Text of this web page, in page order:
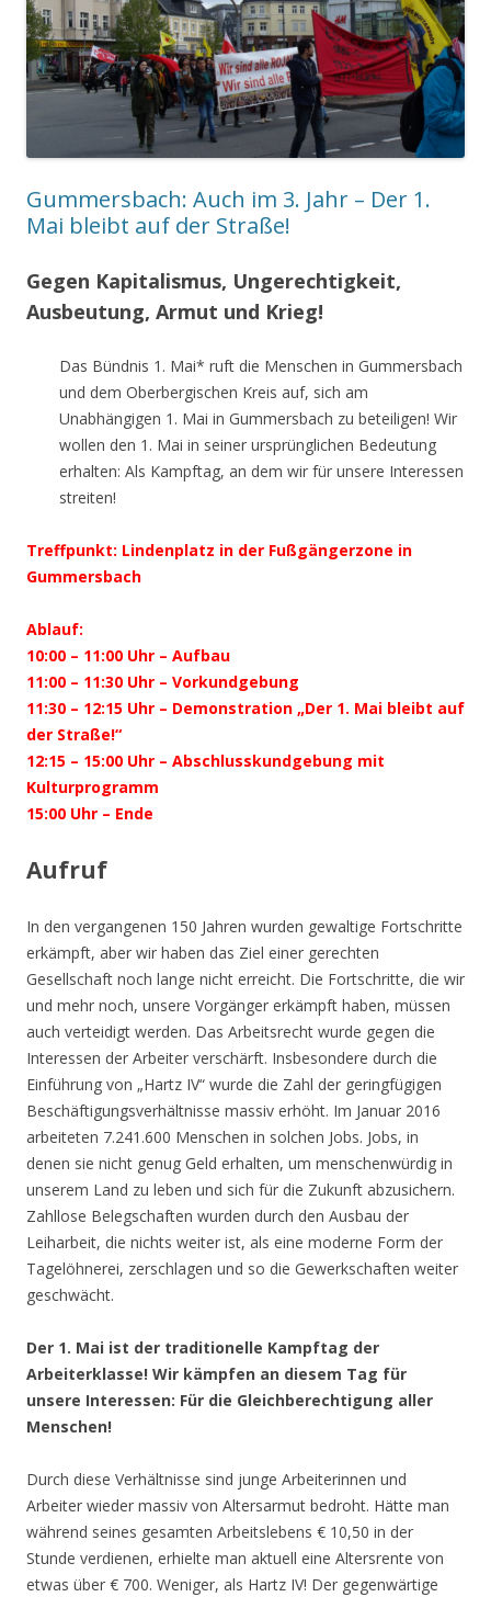
Gummersbach: Auch im 3. Jahr – Der 1.
Mai bleibt auf der Straße!
Gegen Kapitalismus, Ungerechtigkeit,
Ausbeutung, Armut und Krieg!
Das Bündnis 1. Mai* ruft die Menschen in Gummersbach
und dem Oberbergischen Kreis auf, sich am
Unabhängigen 1. Mai in Gummersbach zu beteiligen! Wir
wollen den 1. Mai in seiner ursprünglichen Bedeutung
erhalten: Als Kampftag, an dem wir für unsere Interessen
streiten!
Treffpunkt: Lindenplatz in der Fußgängerzone in
Gummersbach
Ablauf:
10:00 – 11:00 Uhr – Aufbau
11:00 – 11:30 Uhr – Vorkundgebung
11:30 – 12:15 Uhr – Demonstration „Der 1. Mai bleibt auf
der Straße!“
12:15 – 15:00 Uhr – Abschlusskundgebung mit
Kulturprogramm
15:00 Uhr – Ende
Aufruf
In den vergangenen 150 Jahren wurden gewaltige Fortschritte
erkämpft, aber wir haben das Ziel einer gerechten
Gesellschaft noch lange nicht erreicht. Die Fortschritte, die wir
und mehr noch, unsere Vorgänger erkämpft haben, müssen
auch verteidigt werden. Das Arbeitsrecht wurde gegen die
Interessen der Arbeiter verschärft. Insbesondere durch die
Einführung von „Hartz IV“ wurde die Zahl der geringfügigen
Beschäftigungsverhältnisse massiv erhöht. Im Januar 2016
arbeiteten 7.241.600 Menschen in solchen Jobs. Jobs, in
denen sie nicht genug Geld erhalten, um menschenwürdig in
unserem Land zu leben und sich für die Zukunft abzusichern.
Zahllose Belegschaften wurden durch den Ausbau der
Leiharbeit, die nichts weiter ist, als eine moderne Form der
Tagelöhnerei, zerschlagen und so die Gewerkschaften weiter
geschwächt.
Der 1. Mai ist der traditionelle Kampftag der
Arbeiterklasse! Wir kämpfen an diesem Tag für
unsere Interessen: Für die Gleichberechtigung aller
Menschen!
Durch diese Verhältnisse sind junge Arbeiterinnen und
Arbeiter wieder massiv von Altersarmut bedroht. Hätte man
während seines gesamten Arbeitslebens € 10,50 in der
Stunde verdienen, erhielte man aktuell eine Altersrente von
etwas über € 700. Weniger, als Hartz IV! Der gegenwärtige